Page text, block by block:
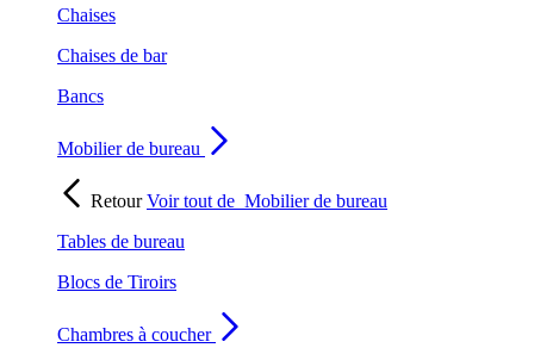
Chaises
Chaises de bar
Bancs
Mobilier de bureau
RetourVoir tout de Mobilier de bureau
Tables de bureau
Blocs de Tiroirs
Chambres à coucher